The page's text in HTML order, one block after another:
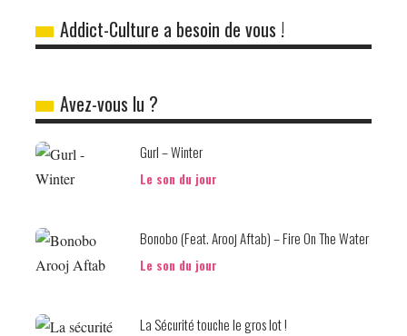
Addict-Culture a besoin de vous !
Avez-vous lu ?
Gurl – Winter
Le son du jour
Bonobo (Feat. Arooj Aftab) – Fire On The Water
Le son du jour
La Sécurité touche le gros lot !